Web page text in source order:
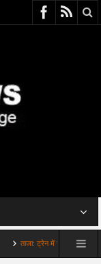
ताजा: ट्रेन में चादर कंबल नहीं मिला